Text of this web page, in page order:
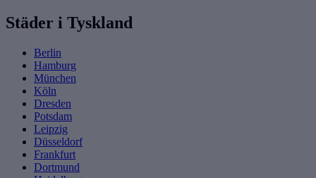
Städer i Tyskland
Berlin
Hamburg
München
Köln
Dresden
Potsdam
Leipzig
Düsseldorf
Frankfurt
Dortmund